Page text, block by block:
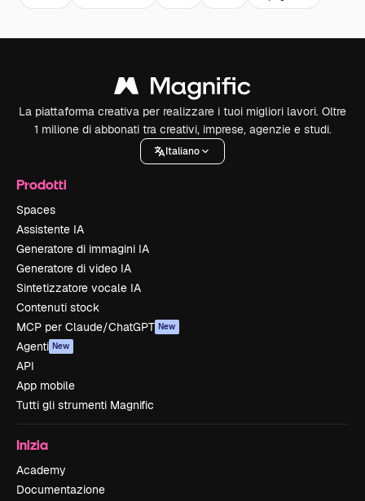
La piattaforma creativa per realizzare i tuoi migliori lavori. Oltre
1 milione di abbonati tra creativi, imprese, agenzie e studi.
Italiano
Prodotti
Spaces
Assistente IA
Generatore di immagini IA
Generatore di video IA
Sintetizzatore vocale IA
Contenuti stock
MCP per Claude/ChatGPT New
Agenti New
API
App mobile
Tutti gli strumenti Magnific
Inizia
Academy
Documentazione